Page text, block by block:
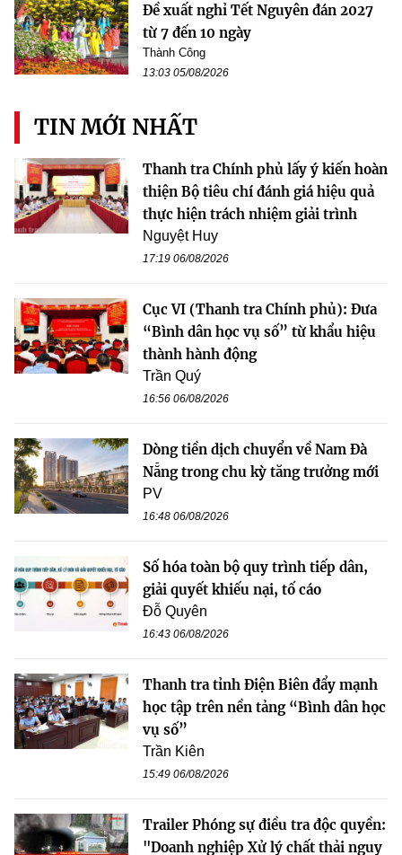
Đề xuất nghỉ Tết Nguyên đán 2027
từ 7 đến 10 ngày
Thành Công
13:03 05/08/2026
TIN MỚI NHẤT
Thanh tra Chính phủ lấy ý kiến hoàn
thiện Bộ tiêu chí đánh giá hiệu quả
thực hiện trách nhiệm giải trình
Nguyệt Huy
17:19 06/08/2026
Cục VI (Thanh tra Chính phủ): Đưa
“Bình dân học vụ số” từ khẩu hiệu
thành hành động
Trần Quý
16:56 06/08/2026
Dòng tiền dịch chuyển về Nam Đà
Nẵng trong chu kỳ tăng trưởng mới
PV
16:48 06/08/2026
Số hóa toàn bộ quy trình tiếp dân,
giải quyết khiếu nại, tố cáo
Đỗ Quyên
16:43 06/08/2026
Thanh tra tỉnh Điện Biên đẩy mạnh
học tập trên nền tảng “Bình dân học
vụ số”
Trần Kiên
15:49 06/08/2026
Trailer Phóng sự điều tra độc quyền:
"Doanh nghiệp Xử lý chất thải nguy